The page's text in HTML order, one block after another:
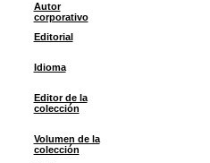
Autor
corporativo
Editorial
Idioma
Editor de la
colección
Volumen de la
colección